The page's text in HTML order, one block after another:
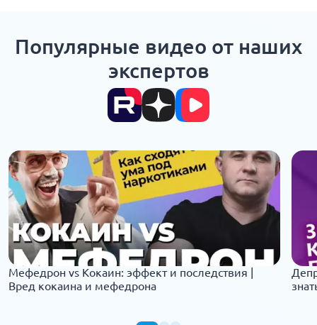
Популярные видео от наших
экспертов
Мефедрон vs Кокаин: эффект и последствия |
Вред кокаина и мефедрона